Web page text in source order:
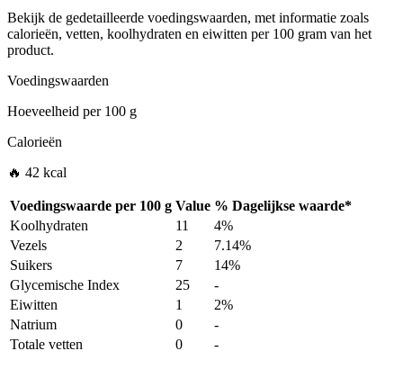
Bekijk de gedetailleerde voedingswaarden, met informatie zoals
calorieën, vetten, koolhydraten en eiwitten per 100 gram van het
product.
Voedingswaarden
Hoeveelheid per100 g
Calorieën
🔥 42 kcal
Voedingswaarde per 100 g Value % Dagelijkse waarde*
Koolhydraten
11
4%
Vezels
2
7.14%
Suikers
7
14%
Glycemische Index
25
-
Eiwitten
1
2%
Natrium
0
-
Totale vetten
0 -